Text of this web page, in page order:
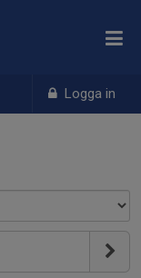
Logga in